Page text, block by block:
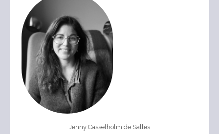
Jenny Casselholm de Salles